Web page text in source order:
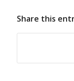
Share this